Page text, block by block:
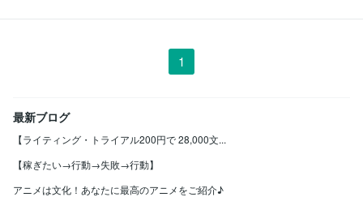
1
最新ブログ
【ライティング・トライアル200円で 28,000文...
【稼ぎたい→行動→失敗→行動】
アニメは文化！あなたに最高のアニメをご紹介♪